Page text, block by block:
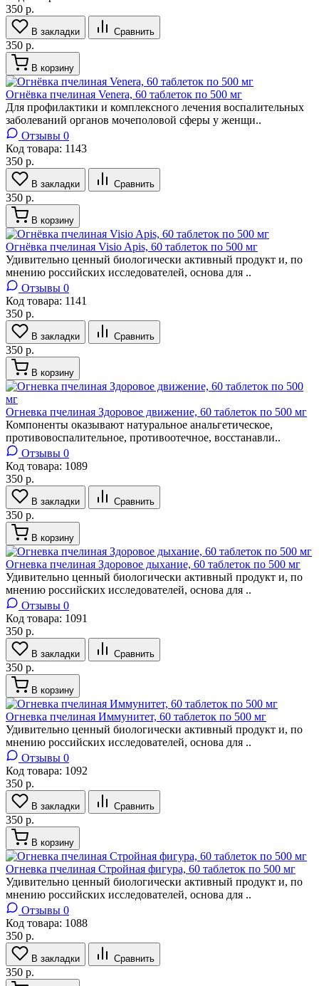
350 р.
В закладки Сравнить
350 р.
В корзину
Огнёвка пчелиная Venera, 60 таблеток по 500 мг
Для профилактики и комплексного лечения воспалительных
заболеваний органов мочеполовой сферы у женщи..
Отзывы 0
Код товара: 1143
350 р.
В закладки Сравнить
350 р.
В корзину
Огнёвка пчелиная Visio Apis, 60 таблеток по 500 мг
Удивительно ценный биологически активный продукт и, по
мнению российских исследователей, основа для ..
Отзывы 0
Код товара: 1141
350 р.
В закладки Сравнить
350 р.
В корзину
Огневка пчелиная Здоровое движение, 60 таблеток по 500 мг
Компоненты оказывают натуральное анальгетическое,
противовоспалительное, противоотечное, восстанавли..
Отзывы 0
Код товара: 1089
350 р.
В закладки Сравнить
350 р.
В корзину
Огневка пчелиная Здоровое дыхание, 60 таблеток по 500 мг
Удивительно ценный биологически активный продукт и, по
мнению российских исследователей, основа для ..
Отзывы 0
Код товара: 1091
350 р.
В закладки Сравнить
350 р.
В корзину
Огневка пчелиная Иммунитет, 60 таблеток по 500 мг
Удивительно ценный биологически активный продукт и, по
мнению российских исследователей, основа для ..
Отзывы 0
Код товара: 1092
350 р.
В закладки Сравнить
350 р.
В корзину
Огневка пчелиная Стройная фигура, 60 таблеток по 500 мг
Удивительно ценный биологически активный продукт и, по
мнению российских исследователей, основа для ..
Отзывы 0
Код товара: 1088
350 р.
В закладки Сравнить
350 р.